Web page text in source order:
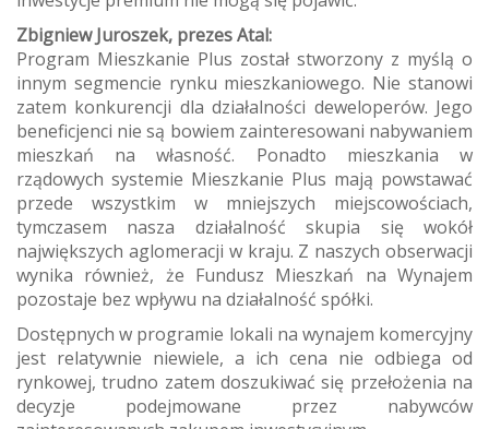
Zbigniew Juroszek, prezes Atal:
Program Mieszkanie Plus został stworzony z myślą o
innym segmencie rynku mieszkaniowego. Nie stanowi
zatem konkurencji dla działalności deweloperów. Jego
beneficjenci nie są bowiem zainteresowani nabywaniem
mieszkań na własność. Ponadto mieszkania w
rządowych systemie Mieszkanie Plus mają powstawać
przede wszystkim w mniejszych miejscowościach,
tymczasem nasza działalność skupia się wokół
największych aglomeracji w kraju. Z naszych obserwacji
wynika również, że Fundusz Mieszkań na Wynajem
pozostaje bez wpływu na działalność spółki.
Dostępnych w programie lokali na wynajem komercyjny
jest relatywnie niewiele, a ich cena nie odbiega od
rynkowej, trudno zatem doszukiwać się przełożenia na
decyzje podejmowane przez nabywców